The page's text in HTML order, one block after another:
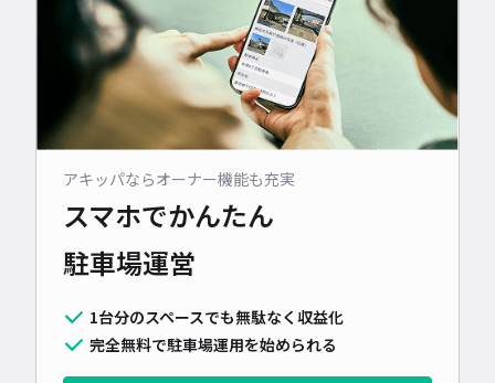
アキッパならオーナー機能も充実
スマホでかんたん
駐車場運営
1台分のスペースでも無駄なく収益化
完全無料で駐車場運用を始められる